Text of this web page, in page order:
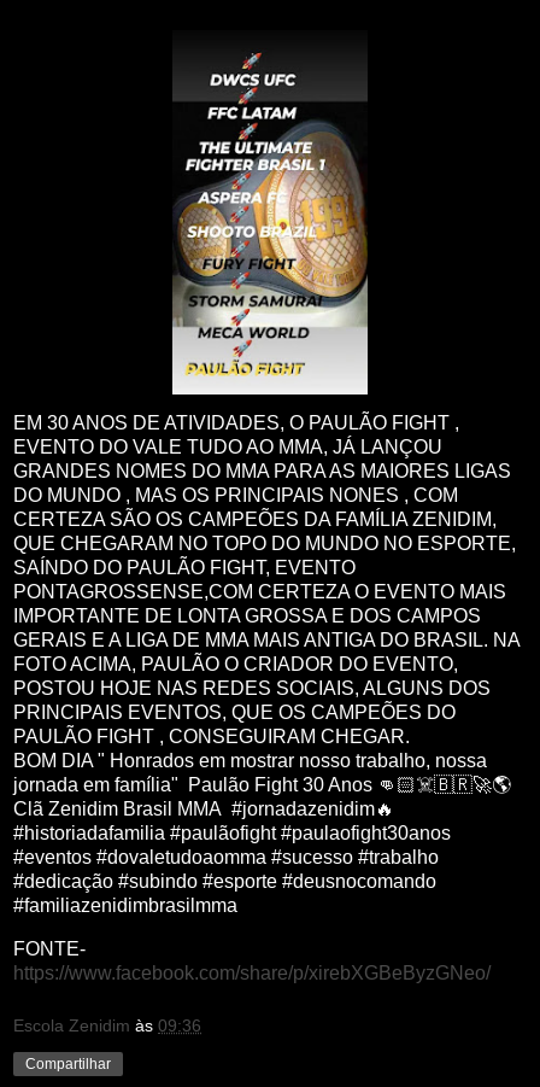
EM 30 ANOS DE ATIVIDADES, O PAULÃO FIGHT ,
EVENTO DO VALE TUDO AO MMA, JÁ LANÇOU
GRANDES NOMES DO MMA PARA AS MAIORES LIGAS
DO MUNDO , MAS OS PRINCIPAIS NONES , COM
CERTEZA SÃO OS CAMPEÕES DA FAMÍLIA ZENIDIM,
QUE CHEGARAM NO TOPO DO MUNDO NO ESPORTE,
SAÍNDO DO PAULÃO FIGHT, EVENTO
PONTAGROSSENSE,COM CERTEZA O EVENTO MAIS
IMPORTANTE DE LONTA GROSSA E DOS CAMPOS
GERAIS E A LIGA DE MMA MAIS ANTIGA DO BRASIL. NA
FOTO ACIMA, PAULÃO O CRIADOR DO EVENTO,
POSTOU HOJE NAS REDES SOCIAIS, ALGUNS DOS
PRINCIPAIS EVENTOS, QUE OS CAMPEÕES DO
PAULÃO FIGHT , CONSEGUIRAM CHEGAR.
BOM DIA " Honrados em mostrar nosso trabalho, nossa
jornada em família" Paulão Fight 30 Anos 👊🏻☠️🇧🇷🚀🌎
Clã Zenidim Brasil MMA #jornadazenidim🔥
#historiadafamilia #paulãofight #paulaofight30anos
#eventos #dovaletudoaomma #sucesso #trabalho
#dedicação #subindo #esporte #deusnocomando
#familiazenidimbrasilmma
FONTE-
https://www.facebook.com/share/p/xirebXGBeByzGNeo/
Escola Zenidim às 09:36
Compartilhar